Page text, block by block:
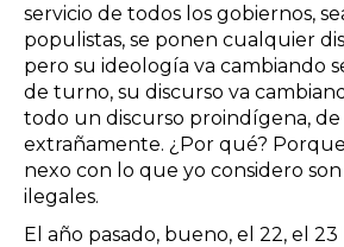
servicio de todos los gobiernos,
populistas, se ponen cualquier
pero su ideología va cambiando
de turno, su discurso va
todo un discurso proindígena,
extrañamente. ¿Por qué?
nexo con lo que yo considero
ilegales.
El año pasado, bueno, el 22, el